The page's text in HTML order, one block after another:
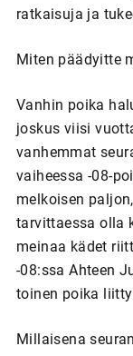
ratkaisuja ja
Miten päädyitte
Vanhin poika
joskus viisi
vanhemmat
vaiheessa -08-
melkoisen
tarvittaessa olla
meinaa kädet
-08:ssa Ahteen
toinen poika
Millaisena